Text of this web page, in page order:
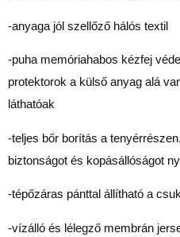
-anyaga jól szellőző hálós textil
-puha memóriahabos kézfej
protektorok a külső anyag alá
láthatóak
-teljes bőr borítás a
biztonságot és kopásállóságot
-tépőzáras pánttal állítható a
-vízálló és lélegző membrán